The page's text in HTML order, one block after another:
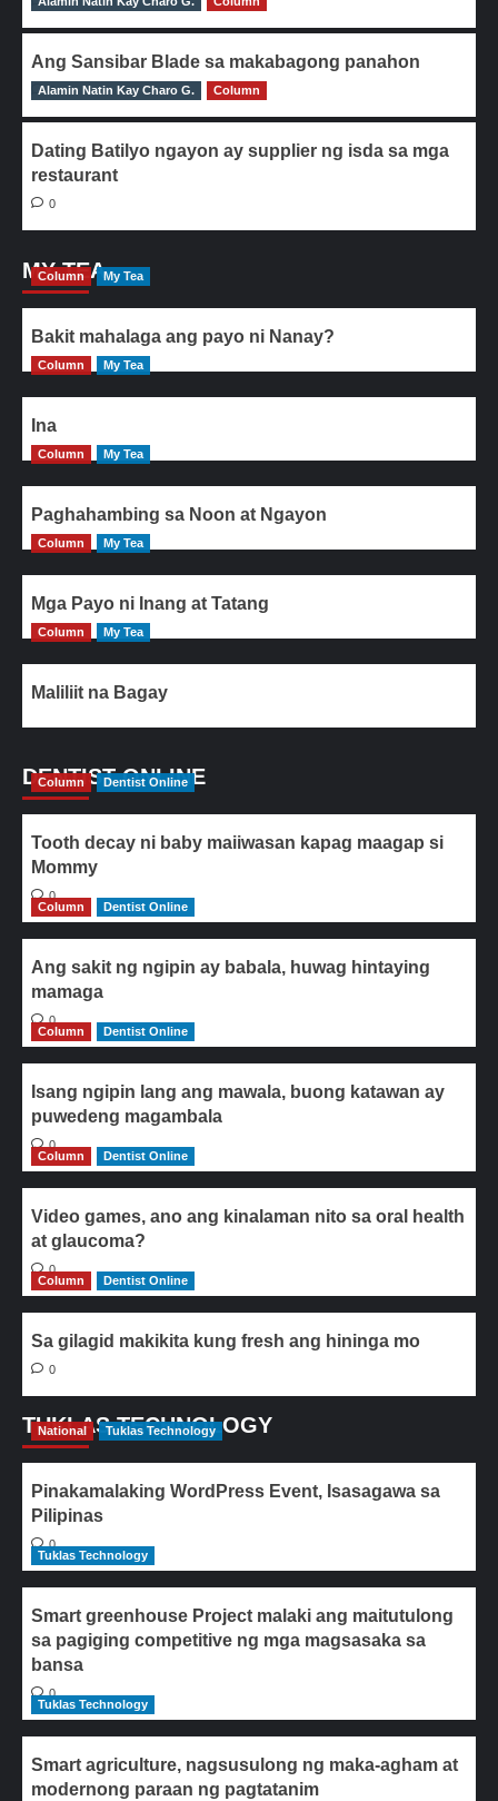
Ang Sansibar Blade sa makabagong panahon
0
Alamin Natin Kay Charo G. Column
Dating Batilyo ngayon ay supplier ng isda sa mga
restaurant
0
MY TEA
Column My Tea
Bakit mahalaga ang payo ni Nanay?
Column My Tea
Ina
Column My Tea
Paghahambing sa Noon at Ngayon
Column My Tea
Mga Payo ni Inang at Tatang
Column My Tea
Maliliit na Bagay
DENTIST ONLINE
Column Dentist Online
Tooth decay ni baby maiiwasan kapag maagap si
Mommy
0
Column
Dentist Online
Ang sakit ng ngipin ay babala, huwag hintaying
mamaga
0
Column
Dentist Online
Isang ngipin lang ang mawala, buong katawan ay
puwedeng magambala
0
Column
Dentist Online
Video games, ano ang kinalaman nito sa oral health
at glaucoma?
0
Column
Dentist Online
Sa gilagid makikita kung fresh ang hininga mo
0
TUKLAS TECHNOLOGY
National Tuklas Technology
Pinakamalaking WordPress Event, Isasagawa sa
Pilipinas
0
Tuklas Technology
Smart greenhouse Project malaki ang maitutulong
sa pagiging competitive ng mga magsasaka sa
bansa
0
Tuklas Technology
Smart agriculture, nagsusulong ng maka-agham at
modernong paraan ng pagtatanim